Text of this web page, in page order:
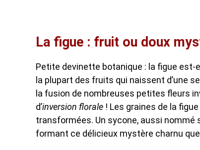
La figue : fruit ou doux
Petite devinette botanique : la figue
la plupart des fruits qui naissent d’une
la fusion de nombreuses petites fleurs
d’inversion florale ! Les graines de la
transformées. Un sycone, aussi
formant ce délicieux mystère charnu